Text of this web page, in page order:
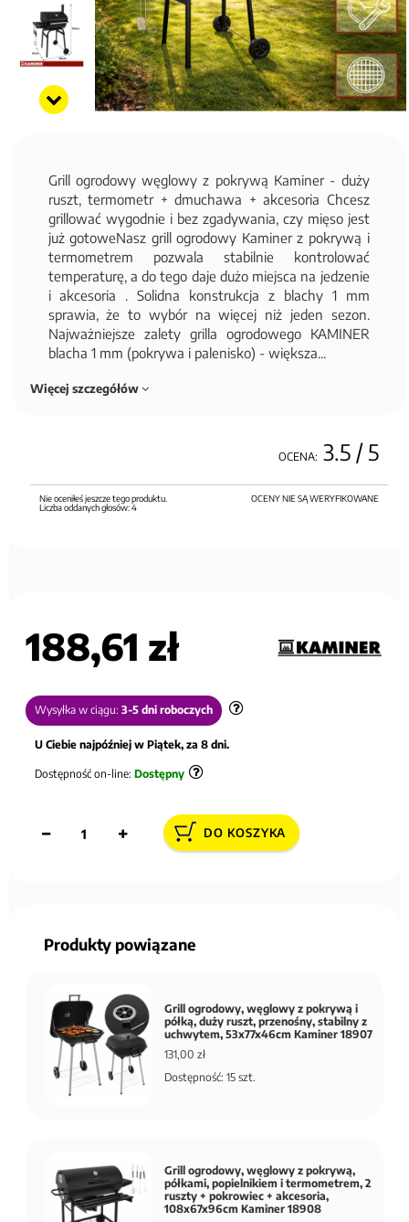
Grill ogrodowy węglowy z pokrywą Kaminer - duży
ruszt, termometr + dmuchawa + akcesoria Chcesz
grillować wygodnie i bez zgadywania, czy mięso jest
już gotoweNasz grill ogrodowy Kaminer z pokrywą i
termometrem pozwala stabilnie kontrolować
temperaturę, a do tego daje dużo miejsca na jedzenie
i akcesoria . Solidna konstrukcja z blachy 1 mm
sprawia, że to wybór na więcej niż jeden sezon.
Najważniejsze zalety grilla ogrodowego KAMINER
blacha 1 mm (pokrywa i palenisko) - większa...
Więcej szczegółów
OCENA: 3.5/ 5
OCENY NIE SĄ WERYFIKOWANE
Nie oceniłeś jeszcze tego produktu.
Liczba oddanych głosów:4
188,61 zł
Wysyłka w ciągu: 3-5 dni roboczych
U Ciebie najpóźniej w Piątek, za 8 dni.
Dostępność on-line: Dostępny
DO KOSZYKA
Produkty powiązane
Grill ogrodowy, węglowy z pokrywą i
półką, duży ruszt, przenośny, stabilny z
uchwytem, 53x77x46cm Kaminer 18907
131,00 zł
Dostępność: 15 szt.
Grill ogrodowy, węglowy z pokrywą,
półkami, popielnikiem i termometrem, 2
ruszty + pokrowiec + akcesoria,
108x67x96cm Kaminer 18908